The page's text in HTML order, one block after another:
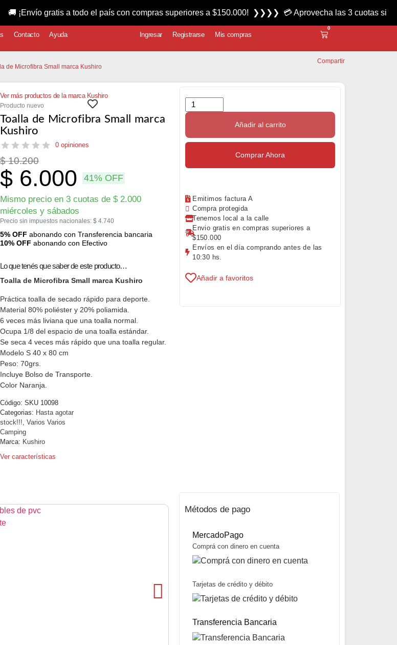
Contacto Ayuda Ingresar Registrarse Mis compras
0
de Microfibra Small marca Kushiro
Compartir
Ver más productos de la marca Kushiro
Producto nuevo
Toalla de Microfibra Small marca
Kushiro
0 opiniones
$10.200
$6.000 41% OFF
Mismo precio en 3 cuotas de $2.000
miércoles y sábados
Precio sin impuestos nacionales: $4.740
5% OFF abonando con Transferencia bancaria
10% OFF abonando con Efectivo
Lo que tenés que saber de este producto…
Toalla de Microfibra Small marca Kushiro
Práctica toalla de secado rápido para deporte.
Material 80% poliéster y 20% poliamida.
6 veces más liviana que una toalla normal.
Ocupa 1/8 del espacio de una toalla estándar.
Se seca 4 veces más rápido que una toalla regular.
Modelo S 40 x 80 cm
Peso: 70grs.
Incluye Bolso de Transporte.
Color Naranja.
Código: SKU 10098
Categorias: Hasta agotar
stock!!! Varios Varios
Camping
Marca: Kushiro
Ver características
Añadir al carrito
Comprar Ahora
Emitimos factura A
Compra protegida
Tenemos local a la calle
Envio gratis en compras superiores a
$150.000
Envíos en el día comprando antes de las
10:30 hs.
Añadir a favoritos
Precio sin impuestos nacionales:$869
Métodos de pago
MercadoPago
Comprá con dinero en cuenta
Tarjetas de crédito y débito
Transferencia Bancaria
a todo el país con compras superiores a $150.000! ❯❯❯❯ 💳 Aprovecha las 3 cuotas sin interés